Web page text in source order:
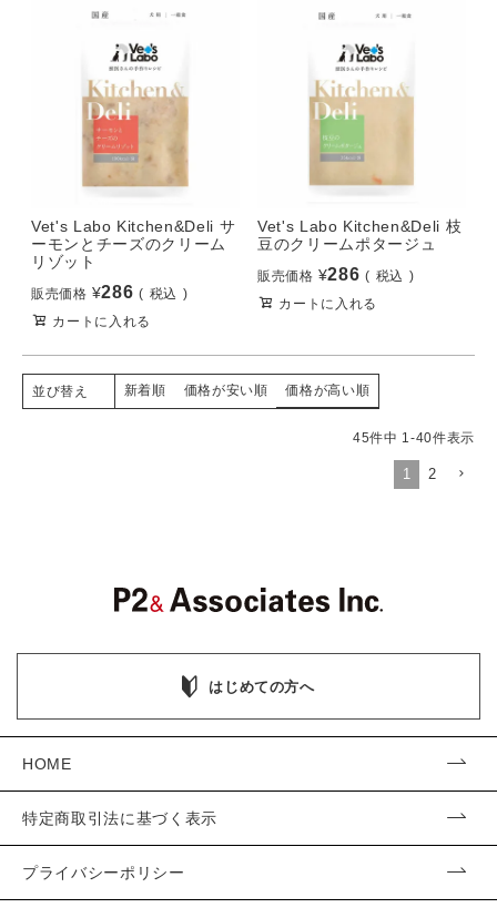
Vet's Labo Kitchen&Deli サ
ーモンとチーズのクリーム
リゾット
販売価格 ¥286
税込
カートに入れる
Vet's Labo Kitchen&Deli 枝
豆のクリームポタージュ
販売価格 ¥286
税込
カートに入れる
並び替え 新着順 価格が安い順 価格が高い順
45件中 1-40件表示
1 2
はじめての方へ
HOME
特定商取引法に基づく表示
プライバシーポリシー